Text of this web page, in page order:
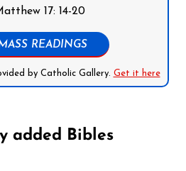
17: 14-20
READINGS
by Catholic Gallery. Get it here
added Bibles